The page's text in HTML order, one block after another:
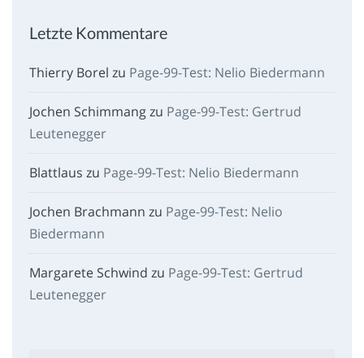
Letzte Kommentare
Thierry Borel zu Page-99-Test: Nelio Biedermann
Jochen Schimmangzu Page-99-Test: Gertrud
Leutenegger
Blattlaus zu Page-99-Test: Nelio Biedermann
Jochen Brachmann zu Page-99-Test: Nelio
Biedermann
Margarete Schwind zu Page-99-Test: Gertrud
Leutenegger